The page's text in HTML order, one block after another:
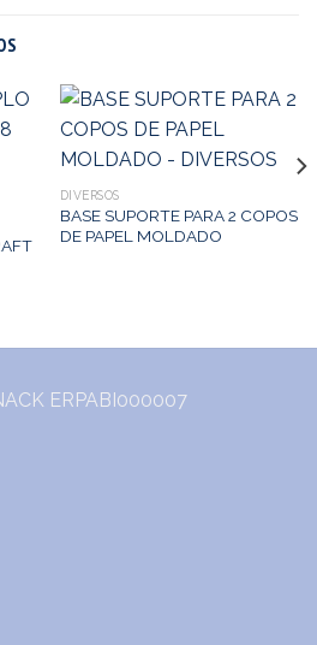
DIVERSOS
BASE SUPORTE PARA 2 COPOS
DE PAPEL MOLDADO